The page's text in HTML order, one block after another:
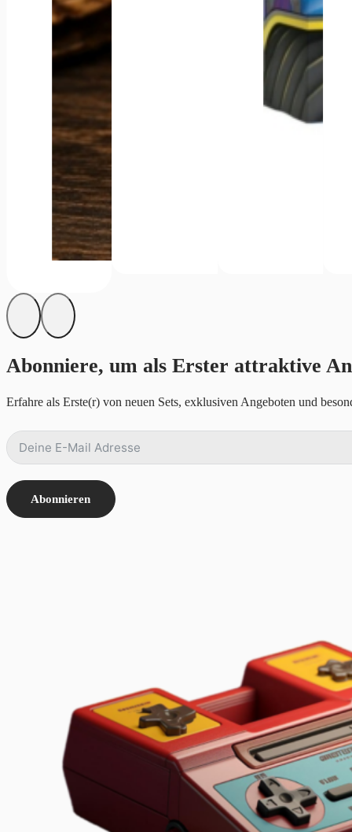
Abonniere, um als Erster attraktive
Erfahre als Erste(r) von neuen Sets, exklusiven Angeboten und
Abonnieren